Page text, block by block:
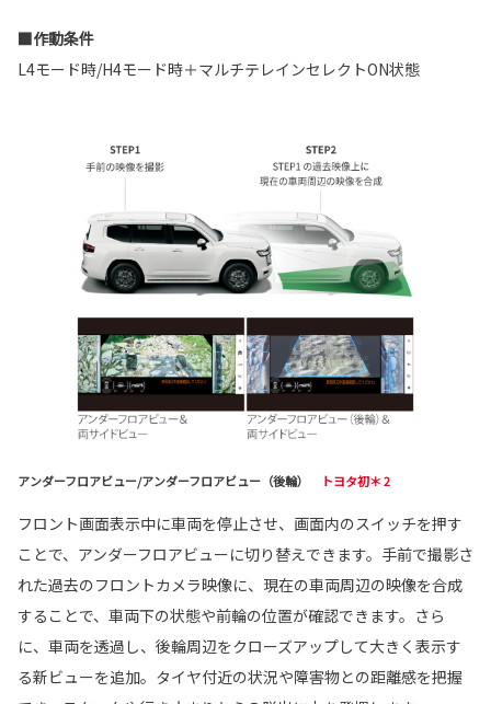
■作動条件
L4モード時/H4モード時＋マルチテレインセレクトON状態
アンダーフロアビュー/アンダーフロアビュー（後輪） トヨタ初＊ 2
フロント画面表示中に車両を停止させ、画面内のスイッチを押す
ことで、アンダーフロアビューに切り替えできます。手前で撮影さ
れた過去のフロントカメラ映像に、現在の車両周辺の映像を合成
することで、車両下の状態や前輪の位置が確認できます。さら
に、車両を透過し、後輪周辺をクローズアップして大きく表示す
る新ビューを追加。タイヤ付近の状況や障害物との距離感を把握